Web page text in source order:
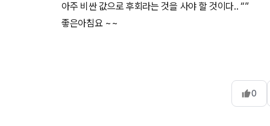
아주 비싼 값으로 후회라는 것을 사야 할 것이다.. “”
좋은아침요 ~~
0